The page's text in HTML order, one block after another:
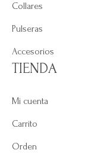
Collares
Pulseras
Accesorios
TIENDA
Mi cuenta
Carrito
Orden